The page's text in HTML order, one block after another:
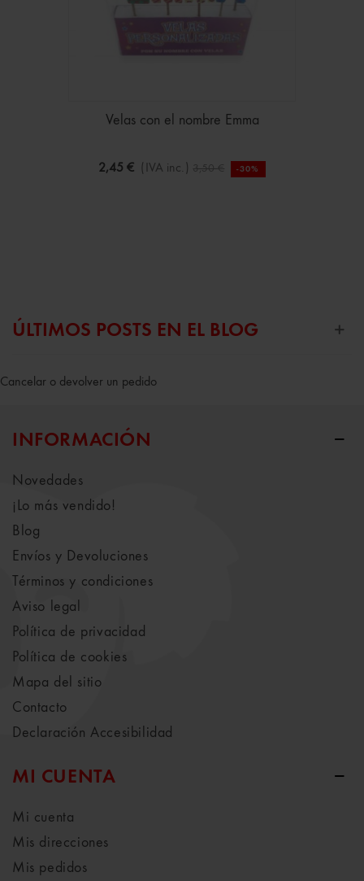
Velas con el nombre Emma
2,45 € (IVA inc.) 3,50 € -30%
ÚLTIMOS POSTS EN EL BLOG
Cancelar o devolver un pedido
INFORMACIÓN
Novedades
¡Lo más vendido!
Blog
Envíos y Devoluciones
Términos y condiciones
Aviso legal
Política de privacidad
Política de cookies
Mapa del sitio
Contacto
Declaración Accesibilidad
MI CUENTA
Mi cuenta
Mis direcciones
Mis pedidos